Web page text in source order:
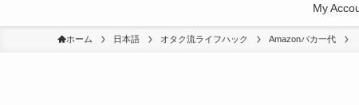
My
ホーム 日本語 オタク流ライフハック Amazonバカ一代